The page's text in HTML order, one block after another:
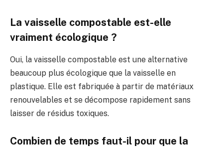
La vaisselle compostable est-elle
vraiment écologique ?
Oui, la vaisselle compostable est une alternative
beaucoup plus écologique que la vaisselle en
plastique. Elle est fabriquée à partir de matériaux
renouvelables et se décompose rapidement sans
laisser de résidus toxiques.
Combien de temps faut-il pour que la